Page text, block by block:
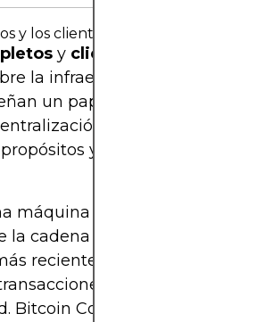
y los clientes ligeros?
y clientes ligeros
la infraestructura de la
un papel esencial en el
de la tecnología
y presentan distintas
máquina que descarga y
la cadena de bloques, desde
reciente. Valida de forma
y bloques,
Bitcoin Core y Ethereum Geth